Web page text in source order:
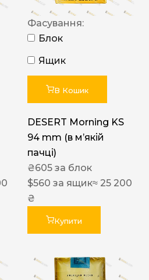
Фасування:
Блок
Ящик
В Кошик
DESERT Morning KS
94 mm (в мʼякій
пачці)
₴605 за блок
$560 за ящик≈ 25 200
₴
Купити